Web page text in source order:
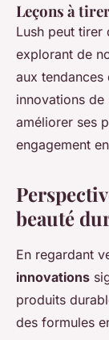
Leçons à
Lush peut tirer
explorant de
aux tendances
innovations de
améliorer ses
engagement
beauté
En regardant
innovations
produits
des formules